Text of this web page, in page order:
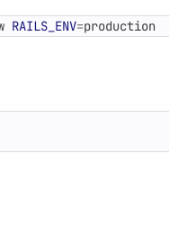
RAILS_ENV=production